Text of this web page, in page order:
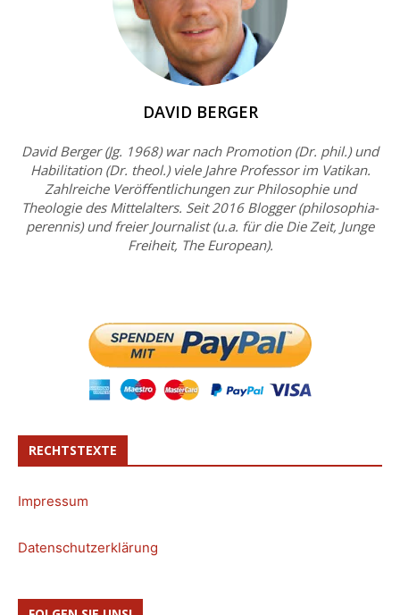
DAVID BERGER
David Berger (Jg. 1968) war nach Promotion (Dr. phil.) und
Habilitation (Dr. theol.) viele Jahre Professor im Vatikan.
Zahlreiche Veröffentlichungen zur Philosophie und
Theologie des Mittelalters. Seit 2016 Blogger (philosophia-
perennis) und freier Journalist (u.a. für die Die Zeit, Junge
Freiheit, The European).
RECHTSTEXTE
Impressum
Datenschutzerklärung